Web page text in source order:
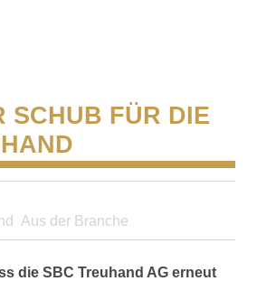
SCHUB FÜR DIE
Aus der Branche
die SBC Treuhand AG erneut